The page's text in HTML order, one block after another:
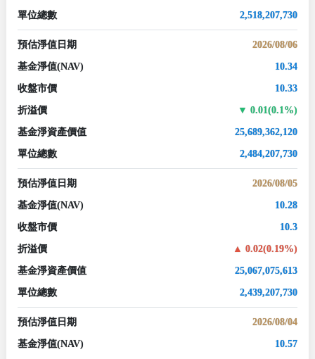
單位總數 2,518,207,730
預估淨值日期 2026/08/06
基金淨值(NAV) 10.34
收盤市價 10.33
折溢價 0.01(0.1%)
基金淨資產價值 25,689,362,120
單位總數 2,484,207,730
預估淨值日期 2026/08/05
基金淨值(NAV) 10.28
收盤市價 10.3
折溢價 0.02(0.19%)
基金淨資產價值 25,067,075,613
單位總數 2,439,207,730
預估淨值日期 2026/08/04
基金淨值(NAV) 10.57